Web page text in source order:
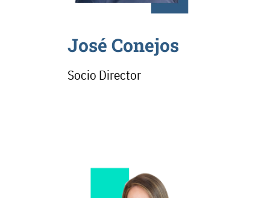
José Conejos
Socio Director